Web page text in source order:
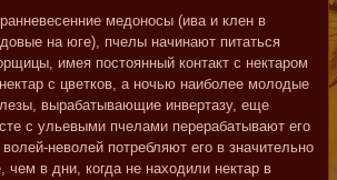
ранневесенние медоносы (ива и клен в
на юге), пчелы начинают питаться
имея постоянный контакт с нектаром
с цветков, а ночью наиболее молодые
вырабатывающие инвертазу, еще
с ульевыми пчелами перерабатывают его
неволей потребляют его в значительно
чем в дни, когда не находили нектар в